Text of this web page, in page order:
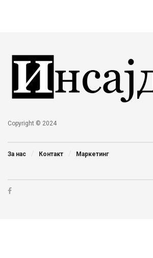
Copyright © 2024
За нас Контакт Маркетинг